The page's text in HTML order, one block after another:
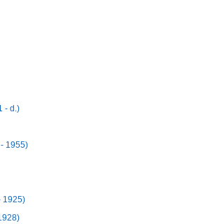
- d.)
1955)
1925)